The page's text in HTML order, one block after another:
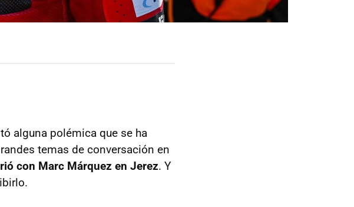
alguna polémica que se ha
temas de conversación en
con Marc Márquez en Jerez. Y